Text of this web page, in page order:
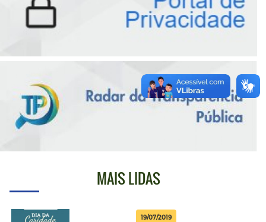
MAIS LIDAS
19/07/2019